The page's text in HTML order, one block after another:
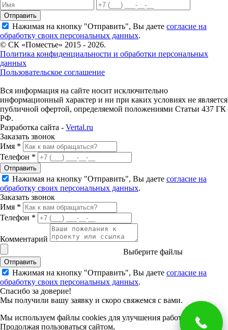
Отправить
Нажимая на кнопку "Отправить", Вы даете согласие на
обработку своих персональных данных.
© СК «Поместье» 2015 - 2026.
Политика конфиденциальности и обработки персональных
данных
Пользовательское соглашение
Вся информация на сайте носит исключительно
информационный характер и ни при каких условиях не является
публичной офертой, определяемой положениями Статьи 437 ГК
РФ.
Разработка сайта - Vertal.ru
Заказать звонок
Имя *
Телефон *
Отправить
Нажимая на кнопку "Отправить", Вы даете согласие на
обработку своих персональных данных.
Заказать звонок
Имя *
Телефон *
Комментарий
Выберите файлы
Отправить
Нажимая на кнопку "Отправить", Вы даете согласие на
обработку своих персональных данных.
Спасибо за доверие!
Мы получили вашу заявку и скоро свяжемся с вами.
Мы используем файлы cookies для улучшения работы сайта.
Продолжая пользоваться сайтом,